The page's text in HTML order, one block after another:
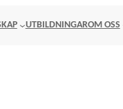
UTBILDNINGAROM OSS